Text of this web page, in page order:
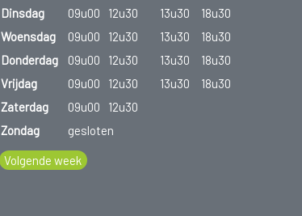
Dinsdag
09u00 12u30 13u30
18u30
Woensdag
09u00 12u30 13u30
18u30
Donderdag
09u00 12u30 13u30
18u30
Vrijdag
09u00 12u30 13u30
18u30
Zaterdag
09u00
12u30
Zondag
gesloten
Volgende week